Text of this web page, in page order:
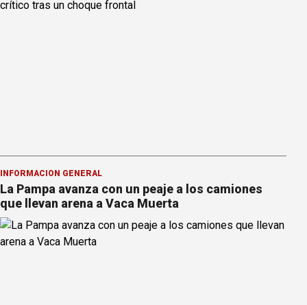
INFORMACION GENERAL
La Pampa avanza con un peaje a los camiones
que llevan arena a Vaca Muerta